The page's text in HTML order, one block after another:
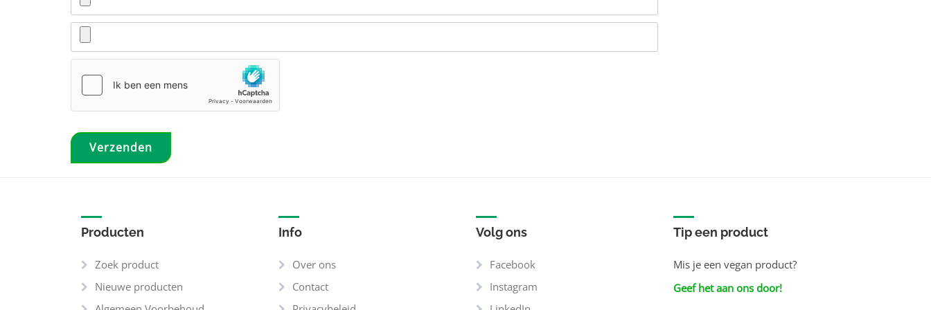
Producten
Zoek product
Nieuwe producten
Info
Over ons
Contact
Volg ons
Facebook
Instagram
Tip een product
Mis je een vegan product?
Geef het aan ons door!